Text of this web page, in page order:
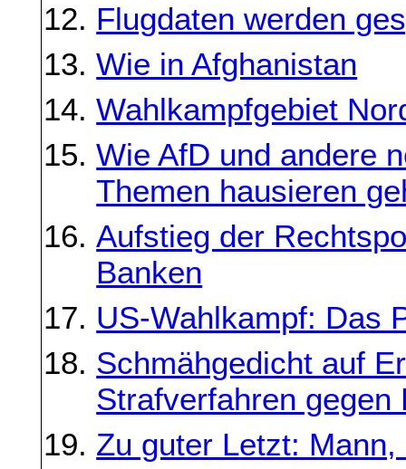
Flugdaten werden
Wie in Afghanistan
Wahlkampfgebiet
Wie AfD und andere
Themen hausieren
Aufstieg der
Banken
US-Wahlkampf: Das
Schmähgedicht auf
Strafverfahren gegen
Zu guter Letzt: Mann,